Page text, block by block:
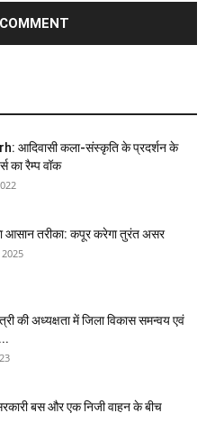
आदिवासी कला-संस्कृति के प्रदर्शन के
का रैम्प वॉक
आसान तरीका: कपूर करेगा तुरंत असर
की अध्यक्षता में जिला विकास समन्वय एवं
बस और एक निजी वाहन के बीच